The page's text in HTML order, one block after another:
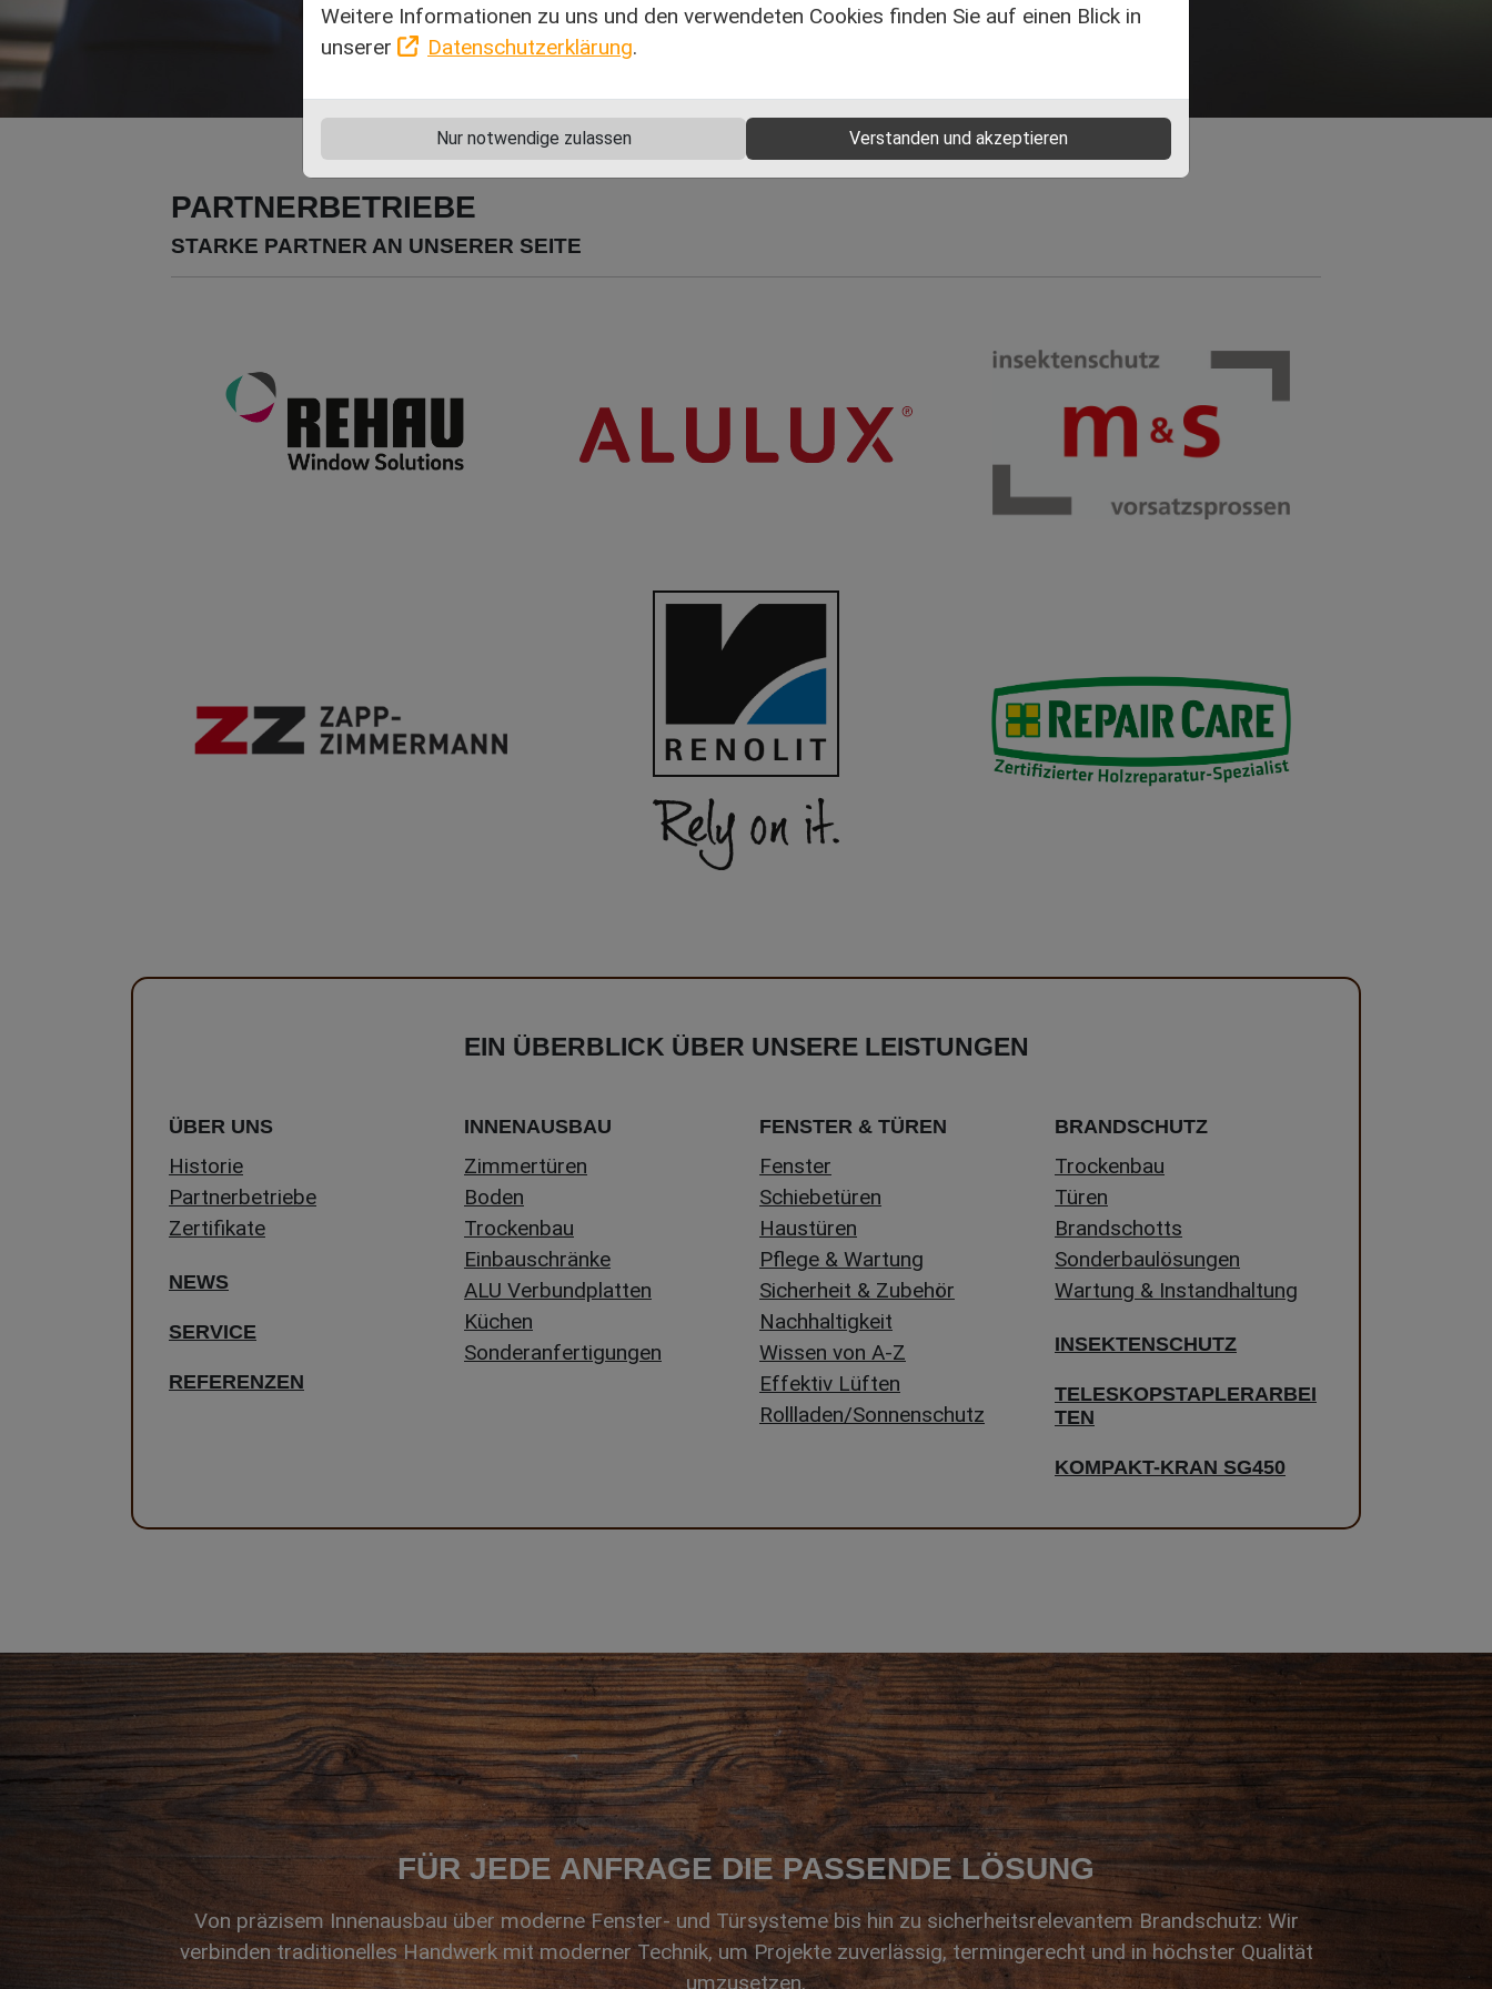
PARTNERBETRIEBE
STARKE PARTNER AN UNSERER SEITE
EIN ÜBERBLICK ÜBER UNSERE LEISTUNGEN
ÜBER UNS
Historie
Partnerbetriebe
Zertifikate
NEWS
SERVICE
REFERENZEN
INNENAUSBAU
Zimmertüren
Boden
Trockenbau
Einbauschränke
ALU Verbundplatten
Küchen
Sonderanfertigungen
FENSTER & TÜREN
Fenster
Schiebetüren
Haustüren
Pflege & Wartung
Sicherheit & Zubehör
Nachhaltigkeit
Wissen von A-Z
Effektiv Lüften
Rollladen/Sonnenschutz
BRANDSCHUTZ
Trockenbau
Türen
Brandschotts
Sonderbaulösungen
Wartung & Instandhaltung
INSEKTENSCHUTZ
TELESKOPSTAPLERARBEI
TEN
KOMPAKT-KRAN SG450
FÜR JEDE ANFRAGE DIE PASSENDE LÖSUNG
Von präzisem Innenausbau über moderne Fenster- und Türsysteme bis hin zu sicherheitsrelevantem Brandschutz: Wir
verbinden traditionelles Handwerk mit moderner Technik, um Projekte zuverlässig, termingerecht und in höchster Qualität
umzusetzen.
Weitere Informationen zu uns und den verwendeten Cookies finden Sie auf einen Blick in
unserer
Datenschutzerklärung.
Nur notwendige zulassen Verstanden und akzeptieren